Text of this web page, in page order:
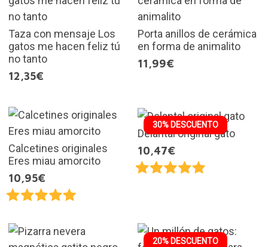
Taza con mensaje Los
gatos me hacen feliz tú
no tanto
12,35€
Porta anillos de cerámica
en forma de animalito
11,99€
Calcetines originales
Eres miau amorcito
10,95€
30% DESCUENTO
Delantal original gato
10,47€
20% DESCUENTO